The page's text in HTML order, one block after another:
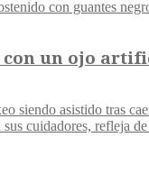
un ojo